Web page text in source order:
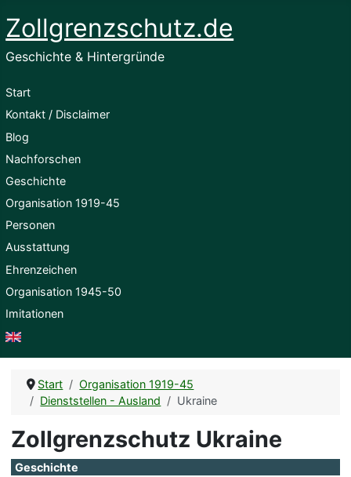
Zollgrenzschutz.de
Geschichte & Hintergründe
Start
Kontakt / Disclaimer
Blog
Nachforschen
Geschichte
Organisation 1919-45
Personen
Ausstattung
Ehrenzeichen
Organisation 1945-50
Imitationen
English
Start
Organisation 1919-45
Dienststellen - Ausland
Ukraine
Zollgrenzschutz Ukraine
Geschichte